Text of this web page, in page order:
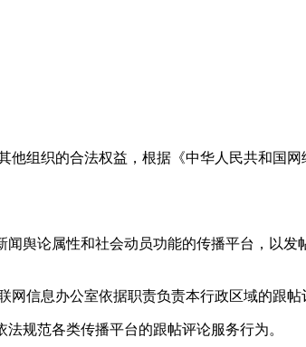
组织的合法权益，根据《中华人民共和国
舆论属性和社会动员功能的传播平台，以
信息办公室依据职责负责本行政区域的跟帖
规范各类传播平台的跟帖评论服务行为。